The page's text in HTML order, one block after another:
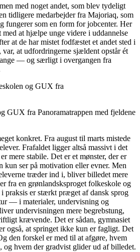
med noget andet, som blev tydeligt
tidligere medarbejder fra Majoriaq, som
fungerer som en form for jobcenter. Her
med at hjælpe unge videre i uddannelse
at de har mistet fodfæstet et andet sted i
var, at udfordringerne sjældent opstår ét
— og særligt i overgangen fra
GUX fra Panoramatrappen med fjeldene
konkret. Fra august til marts mistede
Frafaldet ligger altså massivt i det
mere stabile. Det er et mønster, der er
kun ser på motivation eller evner. Men
træder ind i, bliver billedet mere
fra en grønlandsksproget folkeskole og
praksis er stærkt præget af dansk sprog
— i materialer, undervisning og
undervisningen mere begrebstung,
krævende. Det er sådan, gymnasiet
også, at springet ikke kun er fagligt. Det
den forskel er med til at afgøre, hvem
og hvem der gradvist glider ud af billedet.